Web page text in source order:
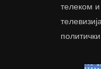
телеком